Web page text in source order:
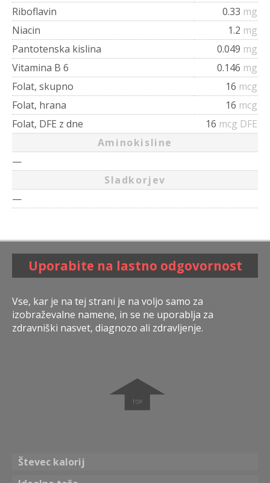
Riboflavin
0.33 mg
Niacin
1.2 mg
Pantotenska kislina
0.049 mg
Vitamina B 6
0.146 mg
Folat, skupno
16 mcg
Folat, hrana
16 mcg
Folat, DFE z dne
16 mcg DFE
Aminokisline
—
Sladkorjev
—
Uporabite na lastno odgovornost
Vse, kar je na tej strani je na voljo samo za
izobraževalne namene, in se ne uporablja za
zdravniški nasvet, diagnozo ali zdravljenje.
➧
Števec kalorij